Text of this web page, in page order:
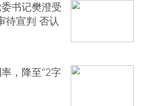
书记樊澄受
待宣判 否认
，降至“2字